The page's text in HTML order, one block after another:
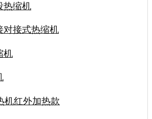
热缩机
对接式热缩机
机
机红外加热款